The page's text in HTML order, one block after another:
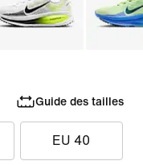
Guide des tailles
EU 40